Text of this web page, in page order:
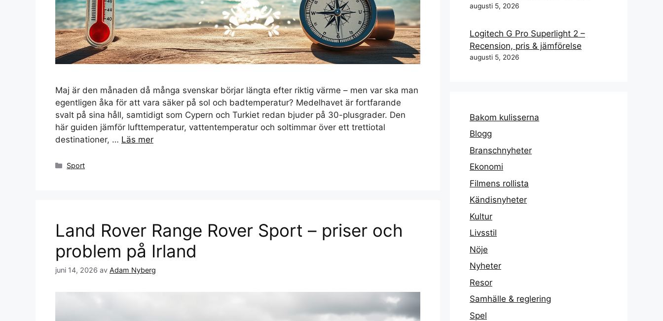
Maj är den månaden då många svenskar börjar längta efter riktig värme – men var ska man
egentligen åka för att vara säker på sol och badtemperatur? Medelhavet är fortfarande
svalt på sina håll, samtidigt som Cypern och Turkiet redan bjuder på 30-plusgrader. Den
här guiden jämför lufttemperatur, vattentemperatur och soltimmar över ett trettiotal
destinationer, … Läs mer
Kategorier
Sport
Land Rover Range Rover Sport – priser och
problem på Irland
juni 14, 2026 av Adam Nyberg
augusti 5, 2026
Logitech G Pro Superlight 2 –
Recension, pris & jämförelse
augusti 5, 2026
Bakom kulisserna
Blogg
Branschnyheter
Ekonomi
Filmens rollista
Kändisnyheter
Kultur
Livsstil
Nöje
Nyheter
Resor
Samhälle & reglering
Spel